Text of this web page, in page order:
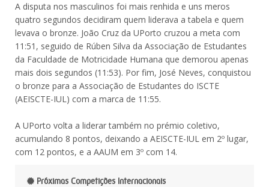
A disputa nos masculinos foi mais renhida e uns meros
quatro segundos decidiram quem liderava a tabela e quem
levava o bronze. João Cruz da UPorto cruzou a meta com
11:51, seguido de Rúben Silva da Associação de Estudantes
da Faculdade de Motricidade Humana que demorou apenas
mais dois segundos (11:53). Por fim, José Neves, conquistou
o bronze para a Associação de Estudantes do ISCTE
(AEISCTE-IUL) com a marca de 11:55.
A UPorto volta a liderar também no prémio coletivo,
acumulando 8 pontos, deixando a AEISCTE-IUL em 2º lugar,
com 12 pontos, e a AAUM em 3º com 14.
Próximas Competições Internacionais